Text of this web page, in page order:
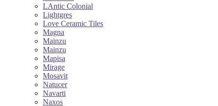
LAntic Colonial
Lightgres
Love Ceramic Tiles
Magna
Mainzu
Mainzu
Mapisa
Mirage
Mosavit
Natucer
Navarti
Naxos